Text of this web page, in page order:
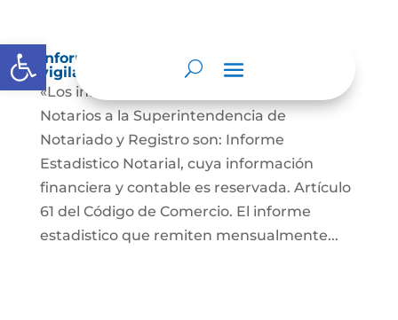
Abrir barra de herramientas
Informes a organismos de inspección,
vigilancia y control
«Los informes que presentan los Señores
Notarios a la Superintendencia de
Notariado y Registro son: Informe
Estadistico Notarial, cuya información
financiera y contable es reservada. Artículo
61 del Código de Comercio. El informe
estadistico que remiten mensualmente...